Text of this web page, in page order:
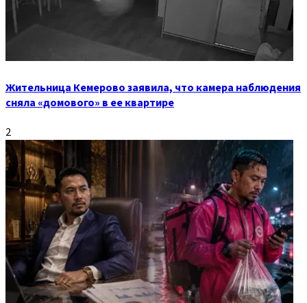
Жительница Кемерово заявила, что камера наблюдения
сняла «домового» в ее квартире
2